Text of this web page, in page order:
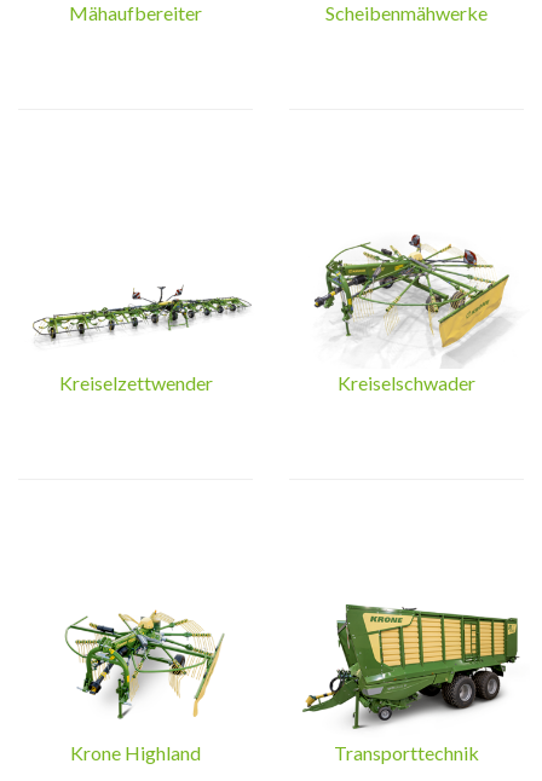
Mähaufbereiter Scheibenmähwerke
Kreiselzettwender Kreiselschwader
Krone Highland Transporttechnik